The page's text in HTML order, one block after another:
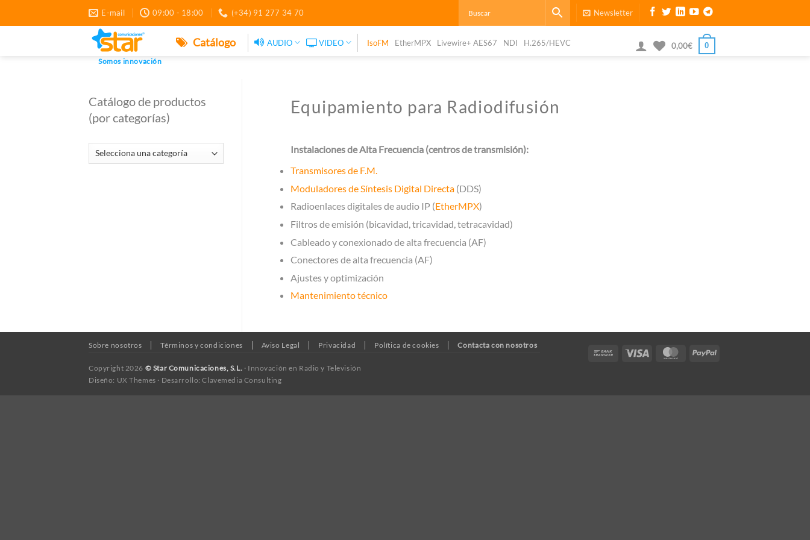
contenido
E-mail 09:00 - 18:00 (+34) 91 277 34 70 Newsletter
Somos innovación
Catálogo AUDIO VIDEO IsoFM EtherMPX Livewire+ AES67 NDI H.265/HEVC 0,00€ 0
Equipamiento para Radiodifusión
Instalaciones de Alta Frecuencia (centros de transmisión):
Transmisores de F.M.
Moduladores de Síntesis Digital Directa (DDS)
Radioenlaces digitales de audio IP (EtherMPX)
Filtros de emisión (bicavidad, tricavidad, tetracavidad)
Cableado y conexionado de alta frecuencia (AF)
Conectores de alta frecuencia (AF)
Ajustes y optimización
Mantenimiento técnico
Catálogo de productos
(por categorías)
Bank
Visa MasterCardPayPal
Sobre nosotros Términos y condiciones Aviso Legal Privacidad Política de cookies Contacta con nosotros
Copyright 2026 © Star Comunicaciones, S.L. · Innovación en Radio y Televisión
Diseño: UX Themes · Desarrollo: Clavemedia Consulting